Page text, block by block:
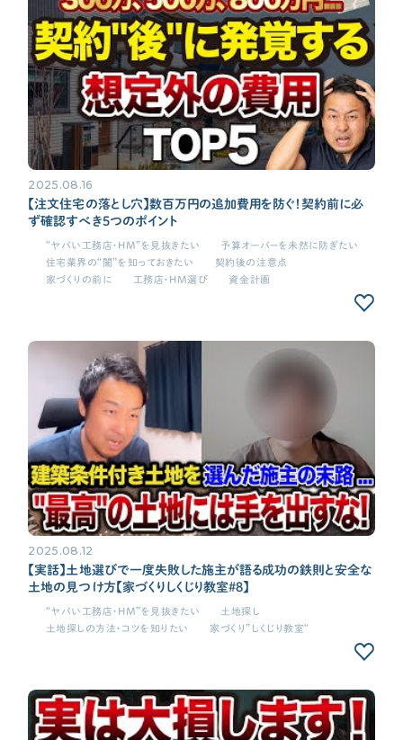
2025.08.16
【注文住宅の落とし穴】数百万円の追加費用を防ぐ！契約前に必
ず確認すべき5つのポイント
“ヤバい工務店・HM”を見抜きたい
予算オーバーを未然に防ぎたい
住宅業界の“闇”を知っておきたい
契約後の注意点
家づくりの前に
工務店・HM選び 資金計画
2025.08.12
【実話】土地選びで一度失敗した施主が語る成功の鉄則と安全な
土地の見つけ方【家づくりしくじり教室#8】
“ヤバい工務店・HM”を見抜きたい
土地探し
土地探しの方法・コツを知りたい
家づくり”しくじり教室“